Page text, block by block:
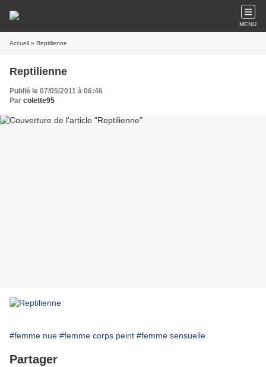
MENU
Accueil » Reptilienne
Reptilienne
Publié le 07/05/2011 à 06:46
Par colette95
#femme nue #femme corps peint #femme sensuelle
Partager